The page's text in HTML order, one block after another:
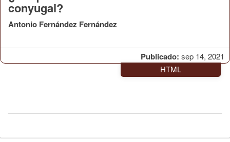
Publicado: sep 14, 2021
conyugal?
Antonio Fernández Fernández
HTML